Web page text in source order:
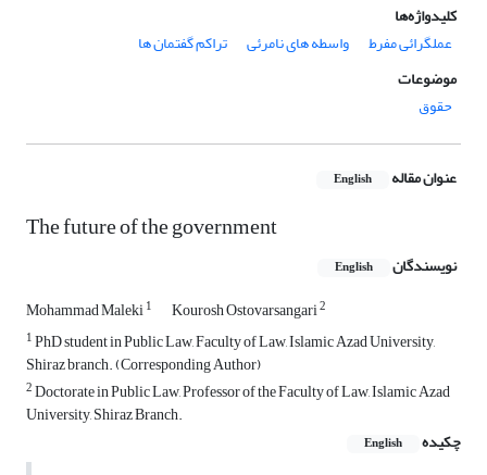
کلیدواژه‌ها
عملگرائی مفرط
واسطه های نامرئی
تراکم گفتمان ها
موضوعات
حقوق
عنوان مقاله English
The future of the government
نویسندگان English
Mohammad Maleki1 Kourosh Ostovarsangari2
1PhD student in Public Law, Faculty of Law, Islamic Azad University,
Shiraz branch. (Corresponding Author)
2Doctorate in Public Law, Professor of the Faculty of Law, Islamic Azad
University, Shiraz Branch.
چکیده
English